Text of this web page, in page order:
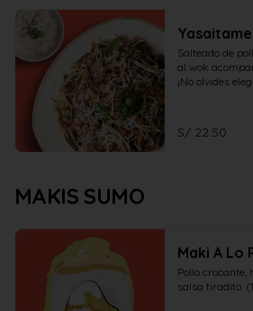
Yasaitame
Salteado de
al wok
¡No olvides
S/ 22.50
MAKIS SUMO
Maki A Lo
Pollo crocante,
salsa tiradito.